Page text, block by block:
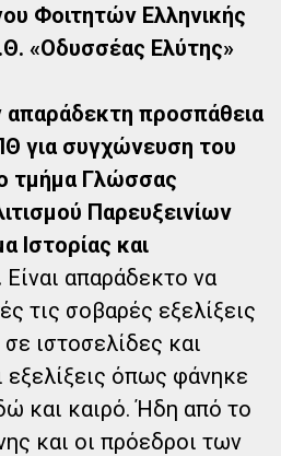
Φοιτητών Ελληνικής
«Οδυσσέας Ελύτης»
απαράδεκτη προσπάθεια
για συγχώνευση του
τμήμα Γλώσσας
Παρευξεινίων
Ιστορίας και
Είναι απαράδεκτο να
τις σοβαρές εξελίξεις
ιστοσελίδες και
όπως φάνηκε
και καιρό. Ήδη από το
και οι πρόεδροι των